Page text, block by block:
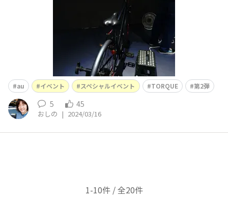
au イベント スペシャルイベント TORQUE 第2弾
5 45
おしの | 2024/03/16
1-10件 / 全20件